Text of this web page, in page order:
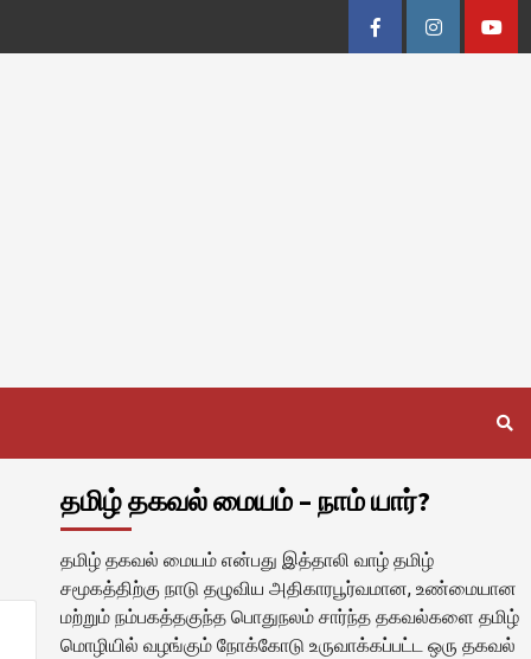
FacebookInstagram
தமிழ் தகவல் மையம் – நாம் யார்?
தமிழ் தகவல் மையம் என்பது இத்தாலி வாழ் தமிழ்
சமூகத்திற்கு நாடு தழுவிய அதிகாரபூர்வமான, உண்மையான
மற்றும் நம்பகத்தகுந்த பொதுநலம் சார்ந்த தகவல்களை தமிழ்
மொழியில் வழங்கும் நோக்கோடு உருவாக்கப்பட்ட ஒரு தகவல்